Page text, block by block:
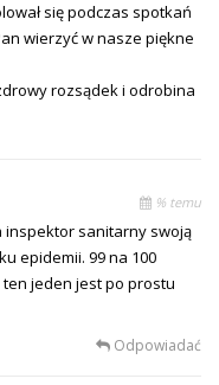
się podczas spotkań
wierzyć w nasze piękne
rozsądek i odrobina
% temu
inspektor sanitarny swoją
epidemii. 99 na 100
jeden jest po prostu
Odpowiadać